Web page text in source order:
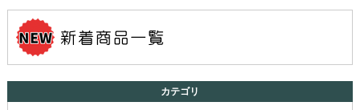
カテゴリ